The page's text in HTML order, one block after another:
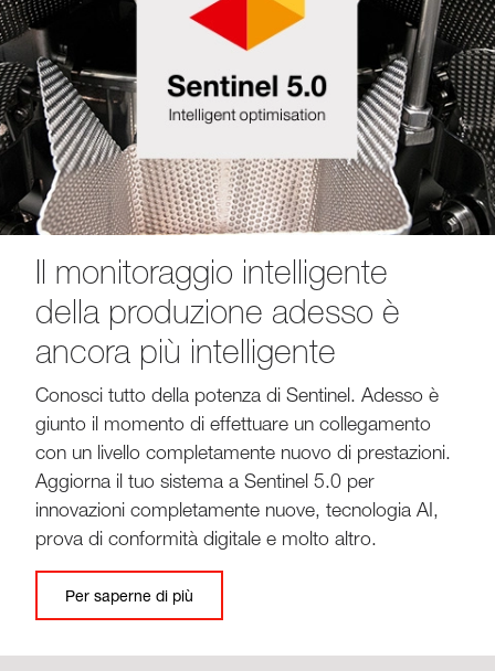
Il monitoraggio intelligente
della produzione adesso è
ancora più intelligente
Conosci tutto della potenza di Sentinel. Adesso è
giunto il momento di effettuare un collegamento
con un livello completamente nuovo di prestazioni.
Aggiorna il tuo sistema a Sentinel 5.0 per
innovazioni completamente nuove, tecnologia AI,
prova di conformità digitale e molto altro.
Per saperne di più